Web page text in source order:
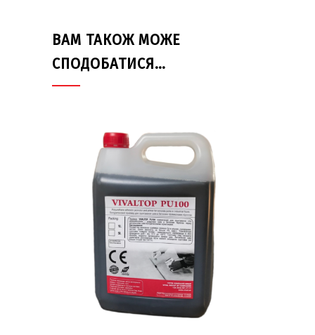
ВАМ ТАКОЖ МОЖЕ
СПОДОБАТИСЯ…